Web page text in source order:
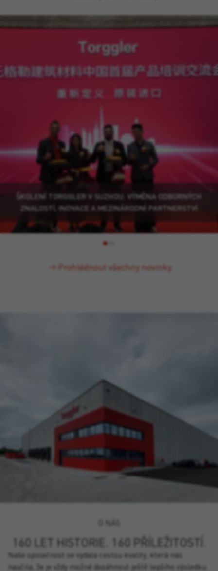
ŠKOLENÍ TORGGLER V SUZHOU: VÝMĚNA ODBORNÝCH
ZNALOSTÍ, INOVACE A MEZINÁRODNÍ PARTNERSTVÍ
Prohlédnout všechny novinky
O NÁS
160 LET HISTORIE. 160 PŘÍLEŽITOSTÍ.
Naše společnost se vydala cestou kvality, která nás
naučila, že je vždy možné dosáhnout ještě lepšího výsledku